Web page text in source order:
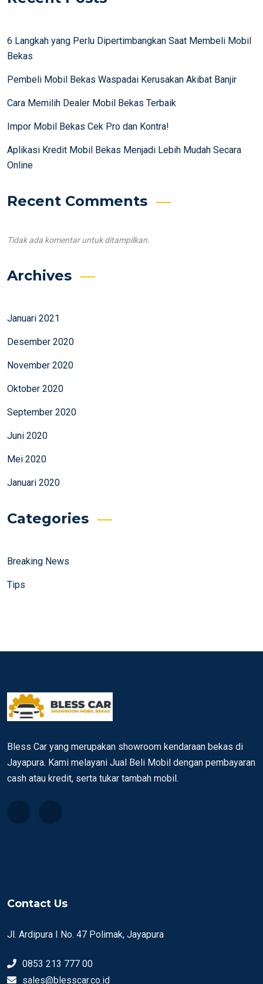
6 Langkah yang Perlu Dipertimbangkan Saat Membeli Mobil
Bekas
Pembeli Mobil Bekas Waspadai Kerusakan Akibat Banjir
Cara Memilih Dealer Mobil Bekas Terbaik
Impor Mobil Bekas Cek Pro dan Kontra!
Aplikasi Kredit Mobil Bekas Menjadi Lebih Mudah Secara
Online
Recent Comments
Tidak ada komentar untuk ditampilkan.
Archives
Januari 2021
Desember 2020
November 2020
Oktober 2020
September 2020
Juni 2020
Mei 2020
Januari 2020
Categories
Breaking News
Tips
Bless Car yang merupakan showroom kendaraan bekas di
Jayapura. Kami melayani Jual Beli Mobil dengan pembayaran
cash atau kredit, serta tukar tambah mobil.
Contact Us
Jl. Ardipura I No. 47 Polimak, Jayapura
0853 213 777 00
sales@blesscar.co.id